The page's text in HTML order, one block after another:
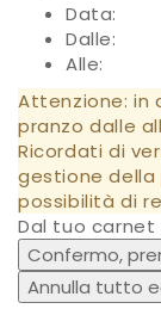
Data:
Dalle:
Alle:
Attenzione: in
pranzo dalle
Ricordati di
gestione della
possibilità di
Dal tuo carnet
Confermo,
Annulla tutto